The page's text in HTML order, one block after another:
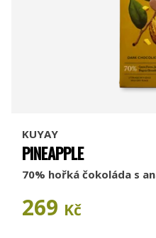
KUYAY
PINEAPPLE
70% hořká čokoláda s
269 Kč